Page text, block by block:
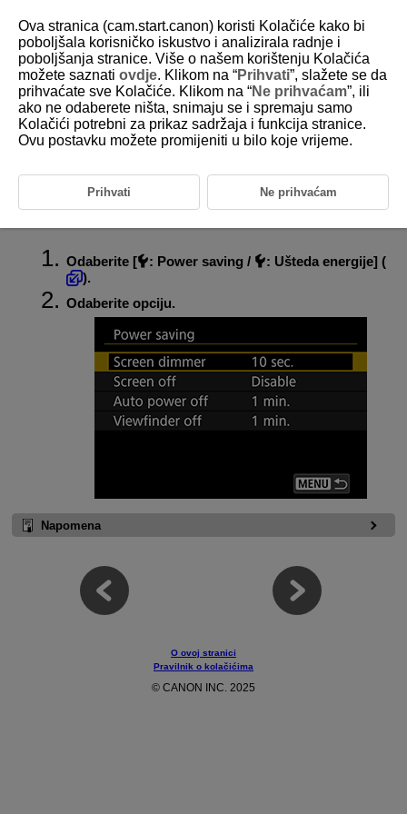
D185-210
Ušteda energije
fotoaparat u stanju mirovanja (Screen dimmer / Zatamnjivanje zaslona,
Screen off / Isključivanje zaslona, Auto power off / Automatsko
isključivanje i Viewfinder off / Isključivanje tražila).
Odaberite [ : Power saving / : Ušteda energije] (
).
Odaberite opciju.
Napomena
O ovoj stranici
Pravilnik o kolačićima
© CANON INC. 2025
Ova stranica (cam.start.canon) koristi Kolačiće kako bi
poboljšala korisničko iskustvo i analizirala radnje i
poboljšanja stranice. Više o našem korištenju Kolačića
možete saznati ovdje. Klikom na “Prihvati”, slažete se da
prihvaćate sve Kolačiće. Klikom na “Ne prihvaćam”, ili
ako ne odaberete ništa, snimaju se i spremaju samo
Kolačići potrebni za prikaz sadržaja i funkcija stranice.
Ovu postavku možete promijeniti u bilo koje vrijeme.
Prihvati Ne prihvaćam